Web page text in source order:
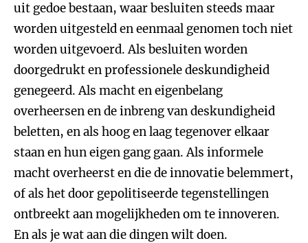
uit gedoe bestaan, waar besluiten steeds maar
worden uitgesteld en eenmaal genomen toch niet
worden uitgevoerd. Als besluiten worden
doorgedrukt en professionele deskundigheid
genegeerd. Als macht en eigenbelang
overheersen en de inbreng van deskundigheid
beletten, en als hoog en laag tegenover elkaar
staan en hun eigen gang gaan. Als informele
macht overheerst en die de innovatie belemmert,
of als het door gepolitiseerde tegenstellingen
ontbreekt aan mogelijkheden om te innoveren.
En als je wat aan die dingen wilt doen.